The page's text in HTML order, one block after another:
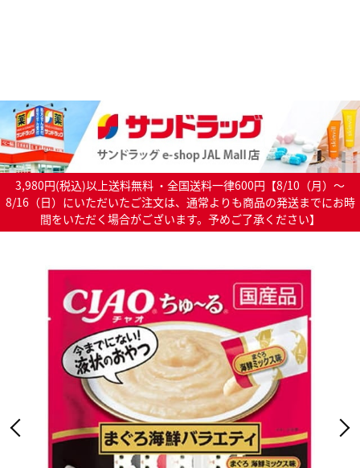
3,980円(税込)以上送料無料 ・全国送料一律600円【8/10（月）～
8/16（日）にいただいたご注文は、通常よりも商品の発送までにお時
間をいただく場合がございます。予めご了承ください】